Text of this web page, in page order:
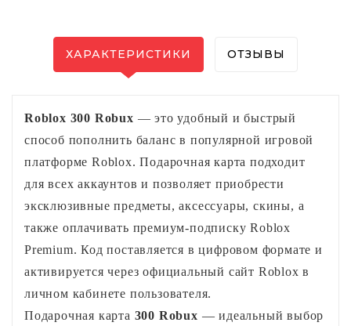
ХАРАКТЕРИСТИКИ ОТЗЫВЫ
Roblox 300 Robux — это удобный и быстрый
способ пополнить баланс в популярной игровой
платформе Roblox. Подарочная карта подходит
для всех аккаунтов и позволяет приобрести
эксклюзивные предметы, аксессуары, скины, а
также оплачивать премиум‑подписку Roblox
Premium. Код поставляется в цифровом формате и
активируется через официальный сайт Roblox в
личном кабинете пользователя.
Подарочная карта 300 Robux — идеальный выбор